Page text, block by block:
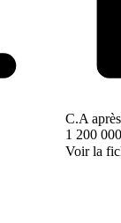
C.A
1 200
Voir la